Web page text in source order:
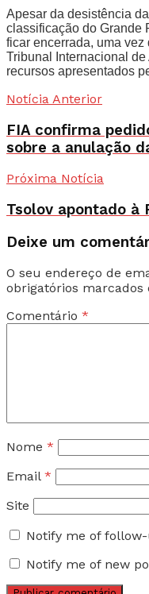
Apesar da desistência
classificação do Grande
ficar encerrada, uma
Tribunal Internacional
recursos apresentados
Notícia Anterior
FIA confirma
sobre a anulação
Próxima Notícia
Tsolov apontado à
Deixe um
O seu endereço de
obrigatórios marcados
Comentário *
Nome *
Email *
Site
Notify me of
Notify me of new